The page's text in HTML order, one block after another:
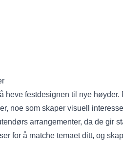
festdesignen til nye høyder.
noe som skaper visuell
arrangementer, da de gir
for å matche temaet ditt, og